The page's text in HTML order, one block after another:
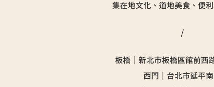
集在地文化、道地美食、便
/
板橋｜新北市板橋區館前西
西門｜台北市延平